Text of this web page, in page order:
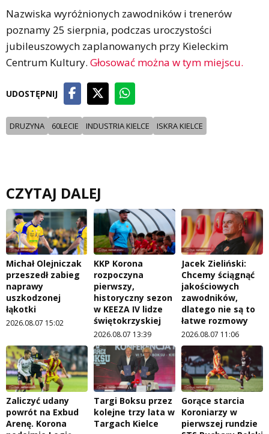
Nazwiska wyróżnionych zawodników i trenerów
poznamy 25 sierpnia, podczas uroczystości
jubileuszowych zaplanowanych przy Kieleckim
Centrum Kultury. Głosować można w tym miejscu.
UDOSTĘPNIJ
DRUZYNA 60LECIE INDUSTRIA KIELCE ISKRA KIELCE
CZYTAJ DALEJ
Michał Olejniczak
przeszedł zabieg
naprawy
uszkodzonej
łąkotki
2026.08.07 15:02
KKP Korona
rozpoczyna
pierwszy,
historyczny sezon
w KEEZA IV lidze
świętokrzyskiej
2026.08.07 13:39
Jacek Zieliński:
Chcemy ściągnąć
jakościowych
zawodników,
dlatego nie są to
łatwe rozmowy
2026.08.07 11:06
Zaliczyć udany
powrót na Exbud
Arenę. Korona
Targi Boksu przez
kolejne trzy lata w
Targach Kielce
Gorące starcia
Koroniarzy w
pierwszej rundzie